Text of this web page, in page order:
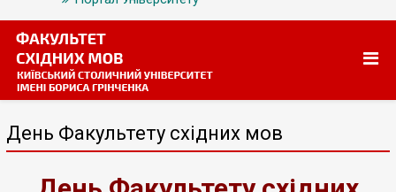
День Факультету східних мов